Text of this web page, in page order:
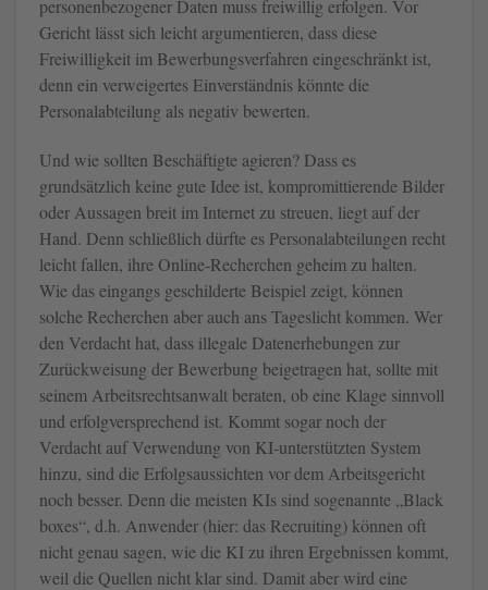
personenbezogener Daten muss freiwillig erfolgen. Vor
Gericht lässt sich leicht argumentieren, dass diese
Freiwilligkeit im Bewerbungsverfahren eingeschränkt ist,
denn ein verweigertes Einverständnis könnte die
Personalabteilung als negativ bewerten.
Und wie sollten Beschäftigte agieren? Dass es
grundsätzlich keine gute Idee ist, kompromittierende Bilder
oder Aussagen breit im Internet zu streuen, liegt auf der
Hand. Denn schließlich dürfte es Personalabteilungen recht
leicht fallen, ihre Online-Recherchen geheim zu halten.
Wie das eingangs geschilderte Beispiel zeigt, können
solche Recherchen aber auch ans Tageslicht kommen. Wer
den Verdacht hat, dass illegale Datenerhebungen zur
Zurückweisung der Bewerbung beigetragen hat, sollte mit
seinem Arbeitsrechtsanwalt beraten, ob eine Klage sinnvoll
und erfolgversprechend ist. Kommt sogar noch der
Verdacht auf Verwendung von KI-unterstützten System
hinzu, sind die Erfolgsaussichten vor dem Arbeitsgericht
noch besser. Denn die meisten KIs sind sogenannte „Black
boxes“, d.h. Anwender (hier: das Recruiting) können oft
nicht genau sagen, wie die KI zu ihren Ergebnissen kommt,
weil die Quellen nicht klar sind. Damit aber wird eine